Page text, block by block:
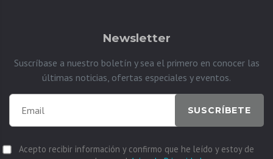
Newsletter
Suscríbase a nuestro boletín y sea el primero en conocer las
últimas noticias, ofertas especiales y eventos.
SUSCRÍBETE
Acepto recibir información y confirmo que he leído y estoy de